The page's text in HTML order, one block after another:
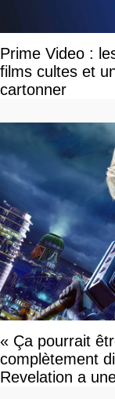
Prime Video :
films cultes et
cartonner
« Ça pourrait
complètement
Revelation a